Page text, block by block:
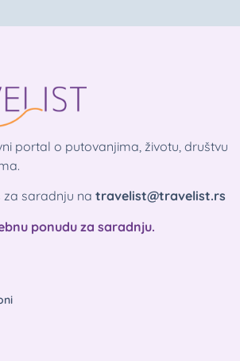
portal o putovanjima, životu, društvu
saradnju na travelist@travelist.rs
ponudu za saradnju.